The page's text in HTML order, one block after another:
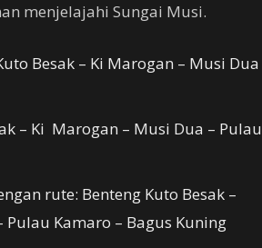
menjelajahi Sungai Musi.
Besak – Ki Marogan – Musi Dua
– Ki Marogan – Musi Dua – Pulau
rute: Benteng Kuto Besak –
Kamaro – Bagus Kuning